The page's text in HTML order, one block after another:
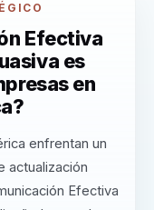
Efectiva
es
en
enfrentan un
actualización
Efectiva